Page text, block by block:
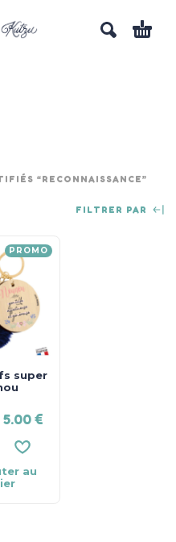
“RECONNAISSANCE”
FILTRER PAR
PROMO
super
5.00€
au